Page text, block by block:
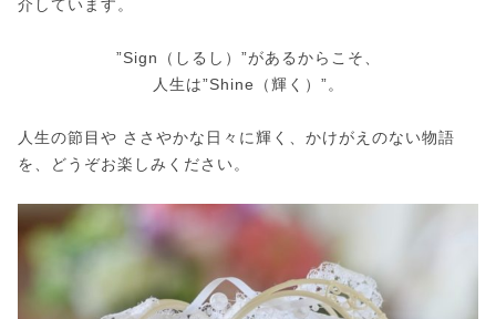
介しています。
”Sign（しるし）”があるからこそ、
人生は”Shine（輝く）”。
人生の節目や ささやかな日々に輝く、かけがえのない物語
を、どうぞお楽しみください。